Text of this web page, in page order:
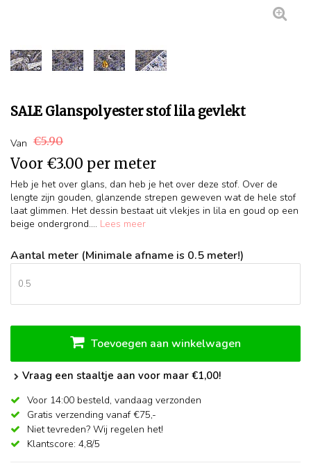
SALE Glanspolyester stof lila gevlekt
Van €5.90
Voor €3.00 per meter
Heb je het over glans, dan heb je het over deze stof. Over de
lengte zijn gouden, glanzende strepen geweven wat de hele stof
laat glimmen. Het dessin bestaat uit vlekjes in lila en goud op een
beige ondergrond.... Lees meer
Aantal meter (Minimale afname is 0.5 meter!)
Toevoegen aan winkelwagen
Vraag een staaltje aan voor maar €1,00!
Voor 14:00 besteld, vandaag verzonden
Gratis verzending vanaf €75,-
Niet tevreden? Wij regelen het!
Klantscore: 4,8/5